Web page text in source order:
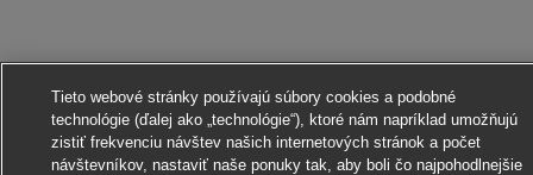
Tieto webové stránky používajú súbory cookies a podobné
technológie (ďalej ako „technológie“), ktoré nám napríklad umožňujú
zistiť frekvenciu návštev našich internetových stránok a počet
návštevníkov, nastaviť naše ponuky tak, aby boli čo najpohodlnejšie